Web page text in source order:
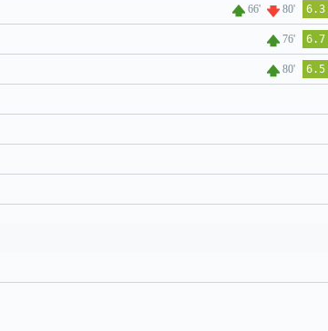
66' 80' 6.3
76' 6.7
80' 6.5